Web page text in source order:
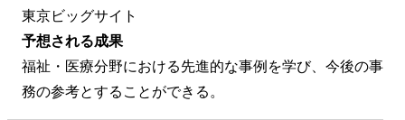
東京ビッグサイト
予想される成果
福祉・医療分野における先進的な事例を学び、今後の事
務の参考とすることができる。